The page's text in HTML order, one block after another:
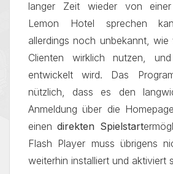
langer Zeit wieder von einer
Lemon Hotel sprechen
allerdings noch unbekannt,
Clienten wirklich nutzen,
entwickelt wird. Das
nützlich, dass es den
Anmeldung über die
einendirekten Spielstart
Flash Player muss übrigens
weiterhin installiert und aktiviert